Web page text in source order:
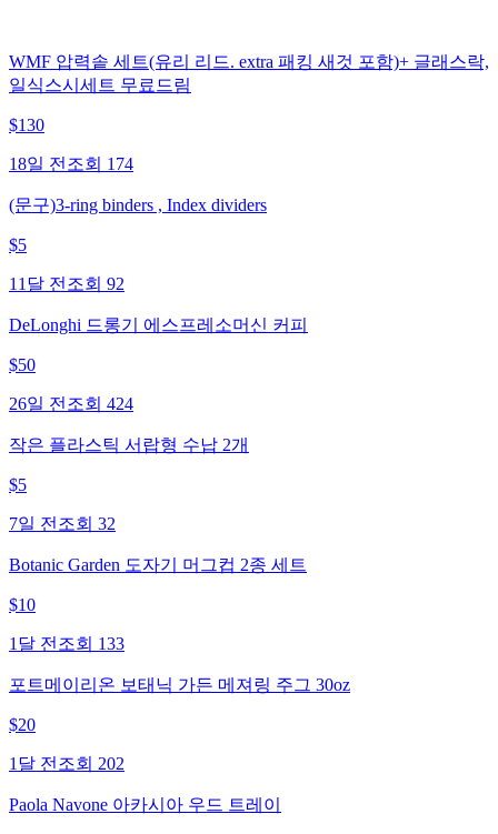
WMF 압력솥 세트(유리 리드. extra 패킹 새것 포함)+ 글래스락,
일식스시세트 무료드림
$130
18일 전 조회 174
(문구)3-ring binders , Index dividers
$5
11달 전 조회 92
DeLonghi 드롱기 에스프레소머신 커피
$50
26일 전 조회 424
작은 플라스틱 서랍형 수납 2개
$5
7일 전 조회 32
Botanic Garden 도자기 머그컵 2종 세트
$10
1달 전 조회 133
포트메이리온 보태닉 가든 메져링 주그 30oz
$20
1달 전 조회 202
Paola Navone 아카시아 우드 트레이